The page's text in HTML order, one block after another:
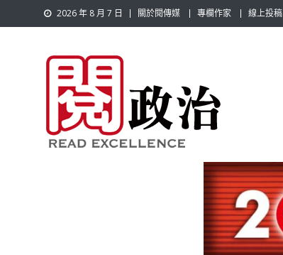
to
2026 年 8 月 7 日 關於閱傳媒 專欄作家 線上投稿
閱政治 Read Gov News